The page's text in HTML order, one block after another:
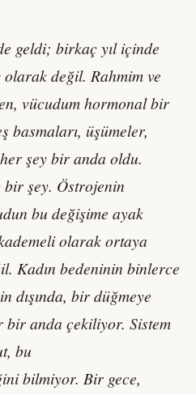
geldi; birkaç yıl içinde
değil. Rahmim ve
vücudum hormonal bir
basmaları, üşümeler,
şey bir anda oldu.
şey. Östrojenin
bu değişime ayak
olarak ortaya
Kadın bedeninin binlerce
dışında, bir düğmeye
bir anda çekiliyor. Sistem
bu
bilmiyor. Bir gece,